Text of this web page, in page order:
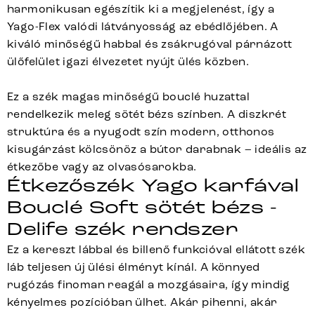
harmonikusan egészítik ki a megjelenést, így a
Yago-Flex valódi látványosság az ebédlőjében. A
kiváló minőségű habbal és zsákrugóval párnázott
ülőfelület igazi élvezetet nyújt ülés közben.
Ez a szék magas minőségű bouclé huzattal
rendelkezik meleg sötét bézs színben. A diszkrét
struktúra és a nyugodt szín modern, otthonos
kisugárzást kölcsönöz a bútor darabnak – ideális az
étkezőbe vagy az olvasósarokba.
Étkezőszék Yago karfával
Bouclé Soft sötét bézs -
Delife szék rendszer
Ez a kereszt lábbal és billenő funkcióval ellátott szék
láb teljesen új ülési élményt kínál. A könnyed
rugózás finoman reagál a mozgásaira, így mindig
kényelmes pozícióban ülhet. Akár pihenni, akár